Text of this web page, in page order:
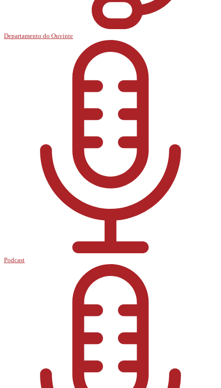
Departamento do Ouvinte
Podcast